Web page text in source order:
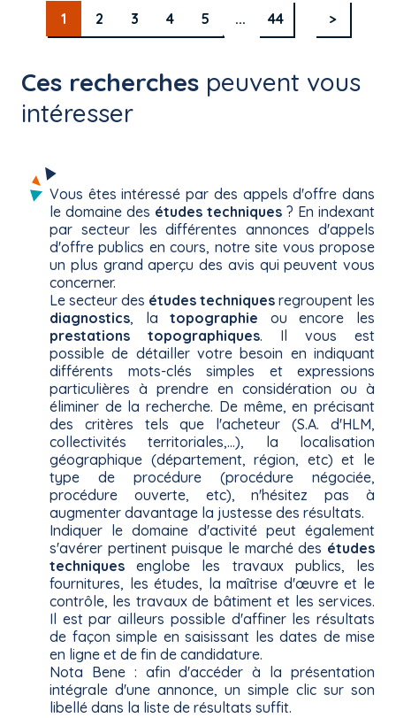
1 2 3 4 5 ... 44 >
Ces recherches peuvent vous
intéresser
Vous êtes intéressé par des appels d'offre dans
le domaine des études techniques ? En indexant
par secteur les différentes annonces d'appels
d'offre publics en cours, notre site vous propose
un plus grand aperçu des avis qui peuvent vous
concerner.
Le secteur des études techniques regroupent les
diagnostics, latopographie ou encore les
prestations topographiques. Il vous est
possible de détailler votre besoin en indiquant
différents mots-clés simples et expressions
particulières à prendre en considération ou à
éliminer de la recherche. De même, en précisant
des critères tels que l'acheteur (S.A. d'HLM,
collectivités territoriales,...), la localisation
géographique (département, région, etc) et le
type de procédure (procédure négociée,
procédure ouverte, etc), n'hésitez pas à
augmenter davantage la justesse des résultats.
Indiquer le domaine d'activité peut également
s'avérer pertinent puisque le marché des études
techniques englobe les travaux publics, les
fournitures, les études, la maîtrise d'œuvre et le
contrôle, les travaux de bâtiment et les services.
Il est par ailleurs possible d'affiner les résultats
de façon simple en saisissant les dates de mise
en ligne et de fin de candidature.
Nota Bene : afin d'accéder à la présentation
intégrale d'une annonce, un simple clic sur son
libellé dans la liste de résultats suffit.